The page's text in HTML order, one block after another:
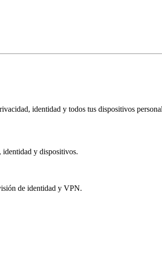
identidad y todos tus dispositivos
y dispositivos.
de identidad y VPN.